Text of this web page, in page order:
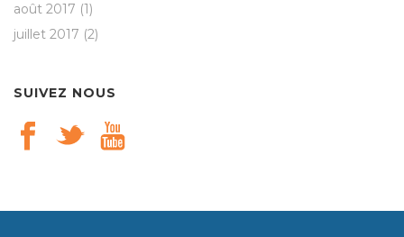
août 2017 (1)
juillet 2017 (2)
SUIVEZ NOUS